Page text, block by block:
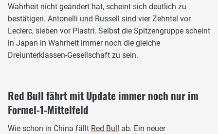
Wahrheit nicht geändert hat, scheint sich deutlich zu
bestätigen. Antonelli und Russell sind vier Zehntel vor
Leclerc, sieben vor Piastri. Selbst die Spitzengruppe scheint
in Japan in Wahrheit immer noch die gleiche
Dreiunterklassen-Gesellschaft zu sein.
Red Bull fährt mit Update immer noch nur im
Formel-1-Mittelfeld
Wie schon in China fällt Red Bull
ab. Ein neuer